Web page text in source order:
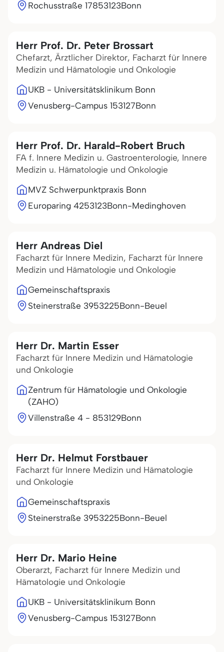
Rochusstraße 17853123Bonn
Herr Prof. Dr. Peter Brossart
Chefarzt, Ärztlicher Direktor, Facharzt für Innere
Medizin und Hämatologie und Onkologie
UKB - Universitätsklinikum Bonn
Venusberg-Campus 153127Bonn
Herr Prof. Dr. Harald-Robert Bruch
FA f. Innere Medizin u. Gastroenterologie, Innere
Medizin u. Hämatologie und Onkologie
MVZ Schwerpunktpraxis Bonn
Europaring 4253123Bonn-Medinghoven
Herr Andreas Diel
Facharzt für Innere Medizin, Facharzt für Innere
Medizin und Hämatologie und Onkologie
Gemeinschaftspraxis
Steinerstraße 3953225Bonn-Beuel
Herr Dr. Martin Esser
Facharzt für Innere Medizin und Hämatologie
und Onkologie
Zentrum für Hämatologie und Onkologie
(ZAHO)
Villenstraße 4 - 853129Bonn
Herr Dr. Helmut Forstbauer
Facharzt für Innere Medizin und Hämatologie
und Onkologie
Gemeinschaftspraxis
Steinerstraße 3953225Bonn-Beuel
Herr Dr. Mario Heine
Oberarzt, Facharzt für Innere Medizin und
Hämatologie und Onkologie
UKB - Universitätsklinikum Bonn
Venusberg-Campus 153127Bonn